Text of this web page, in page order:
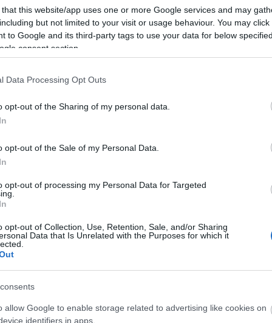
that this website/app uses one or more Google services and may
but not limited to your visit or usage behaviour. You may
to Google and its third-party tags to use your data for below
consent section.
Data Processing Opt Outs
opt-out of the Sharing of my personal data.
opt-out of the Sale of my Personal Data.
opt-out of processing my Personal Data for Targeted
opt-out of Collection, Use, Retention, Sale, and/or Sharing
Data that Is Unrelated with the Purposes for which it
allow Google to enable storage related to advertising like cookies on
identifiers in apps.
amit 1931. június 13-án adtak elő a
bán című operáját?
operettnek, amely a tavalyi Játékokon debütált és
névvel és címmel a
július 5. szerda, 12.00 óra
2006.július 5. szerda 16.00 óra
illetve a szinhaz.hu oldalain keresztül.
és jó szerencsét!
>>